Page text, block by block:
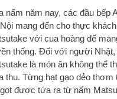
nấm năm nay, các đầu bếp
mang đến cho thực
với cua hoàng đế
thống. Đối với người
là món ăn không thể
thu. Từng hạt gạo dẻo thơm
được tứa ra từ nấm